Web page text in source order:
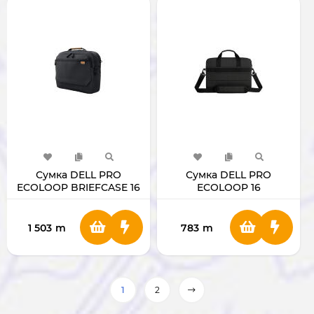
Сумка DELL PRO
ECOLOOP BRIEFCASE 16
1 503 m
Сумка DELL PRO
ECOLOOP 16
783 m
1 2